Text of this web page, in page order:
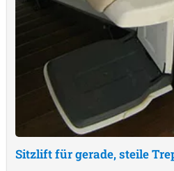
Sitzlift für gerade, steile